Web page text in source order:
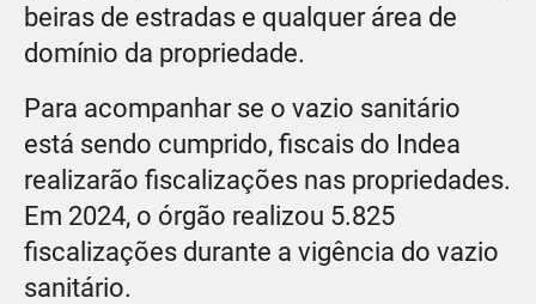
beiras de estradas e qualquer área de
domínio da propriedade.
Para acompanhar se o vazio sanitário
está sendo cumprido, fiscais do Indea
realizarão fiscalizações nas propriedades.
Em 2024, o órgão realizou 5.825
fiscalizações durante a vigência do vazio
sanitário.